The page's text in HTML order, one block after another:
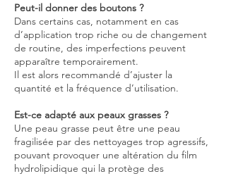
Peut-il donner des boutons ?
Dans certains cas, notamment en cas
d’application trop riche ou de changement
de routine, des imperfections peuvent
apparaître temporairement.
Il est alors recommandé d’ajuster la
quantité et la fréquence d’utilisation.
Est-ce adapté aux peaux grasses ?
Une peau grasse peut être une peau
fragilisée par des nettoyages trop agressifs,
pouvant provoquer une altération du film
hydrolipidique qui la protège des